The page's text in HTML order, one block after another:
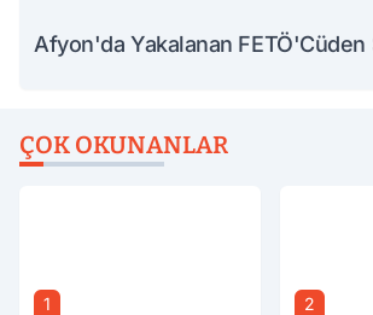
Afyon'da Yakalanan
ÇOK OKUNANLAR
1 2